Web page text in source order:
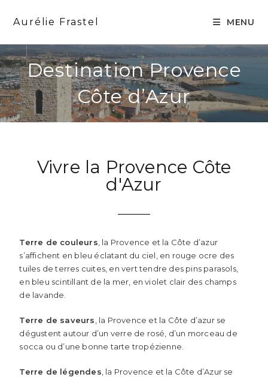
Aurélie Frastel MENU
Destination Provence
Côte d’Azur
Vivre la Provence Côte
d'Azur
Terre de couleurs , la Provence et la Côte d’azur
s’affichent en bleu éclatant du ciel, en rouge ocre des
tuiles de terres cuites, en vert tendre des pins parasols,
en bleu scintillant de la mer, en violet clair des champs
de lavande.
Terre de saveurs , la Provence et la Côte d’azur se
dégustent autour d’un verre de rosé, d’un morceau de
socca ou d’une bonne tarte tropézienne.
Terre de légendes , la Provence et la Côte d’Azur se